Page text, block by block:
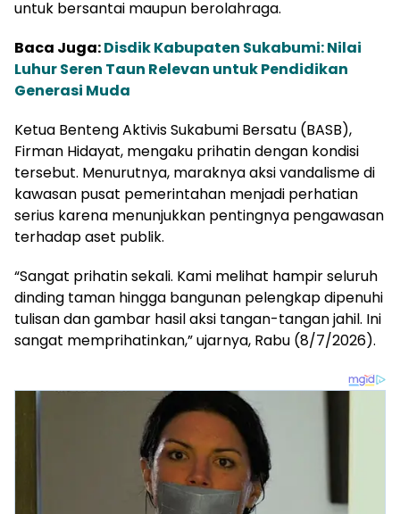
untuk bersantai maupun berolahraga.
Baca Juga:Disdik Kabupaten Sukabumi: Nilai
Luhur Seren Taun Relevan untuk Pendidikan
Generasi Muda
Ketua Benteng Aktivis Sukabumi Bersatu (BASB),
Firman Hidayat, mengaku prihatin dengan kondisi
tersebut. Menurutnya, maraknya aksi vandalisme di
kawasan pusat pemerintahan menjadi perhatian
serius karena menunjukkan pentingnya pengawasan
terhadap aset publik.
“Sangat prihatin sekali. Kami melihat hampir seluruh
dinding taman hingga bangunan pelengkap dipenuhi
tulisan dan gambar hasil aksi tangan-tangan jahil. Ini
sangat memprihatinkan,” ujarnya, Rabu (8/7/2026).